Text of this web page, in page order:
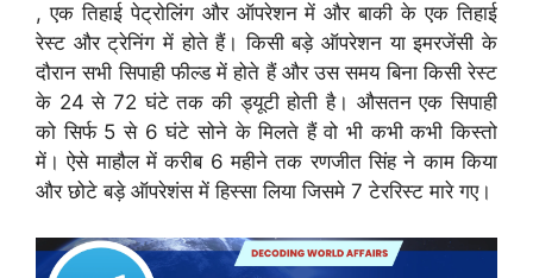
, एक तिहाई पेट्रोलिंग और ऑपरेशन में और बाकी के एक तिहाई
रेस्ट और ट्रेनिंग में होते हैं। किसी बड़े ऑपरेशन या इमरजेंसी के
दौरान सभी सिपाही फील्ड में होते हैं और उस समय बिना किसी रेस्ट
के 24 से 72 घंटे तक की ड्यूटी होती है। औसतन एक सिपाही
को सिर्फ 5 से 6 घंटे सोने के मिलते हैं वो भी कभी कभी किस्तो
में। ऐसे माहौल में करीब 6 महीने तक रणजीत सिंह ने काम किया
और छोटे बड़े ऑपरेशंस में हिस्सा लिया जिसमे 7 टेररिस्ट मारे गए।